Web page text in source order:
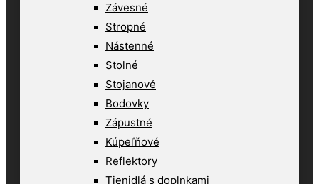
Závesné
Stropné
Nástenné
Stolné
Stojanové
Bodovky
Zápustné
Kúpeľňové
Reflektory
Tienidlá s doplnkami